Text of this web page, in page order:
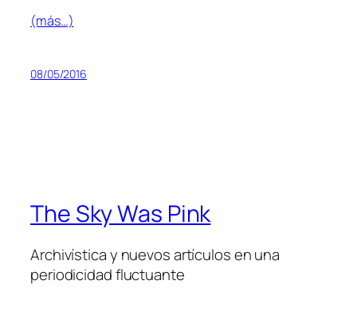
(más…)
08/05/2016
The Sky Was Pink
Archivística y nuevos artículos en una
periodicidad fluctuante